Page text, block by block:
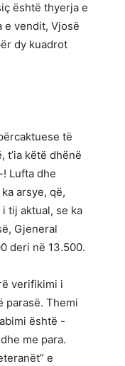
është thyerja e
e vendit, Vjosë
dy kuadrot
të
t’ia këtë dhënë
Lufta dhe
arsye, që,
tij aktual, se ka
Gjeneral
deri në 13.500.
verifikimi i
parasë. Themi
është -
me para.
e